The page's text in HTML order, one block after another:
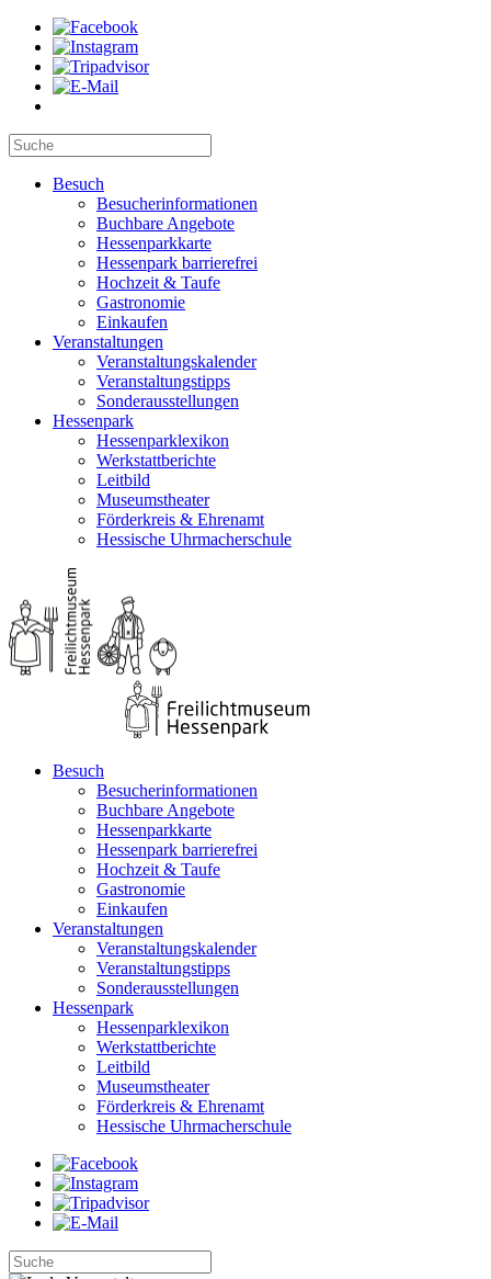
Besuch
Besucherinformationen
Buchbare Angebote
Hessenparkkarte
Hessenpark barrierefrei
Hochzeit & Taufe
Gastronomie
Einkaufen
Veranstaltungen
Veranstaltungskalender
Veranstaltungstipps
Sonderausstellungen
Hessenpark
Hessenparklexikon
Werkstattberichte
Leitbild
Museumstheater
Förderkreis & Ehrenamt
Hessische Uhrmacherschule
Besuch
Besucherinformationen
Buchbare Angebote
Hessenparkkarte
Hessenpark barrierefrei
Hochzeit & Taufe
Gastronomie
Einkaufen
Veranstaltungen
Veranstaltungskalender
Veranstaltungstipps
Sonderausstellungen
Hessenpark
Hessenparklexikon
Werkstattberichte
Leitbild
Museumstheater
Förderkreis & Ehrenamt
Hessische Uhrmacherschule